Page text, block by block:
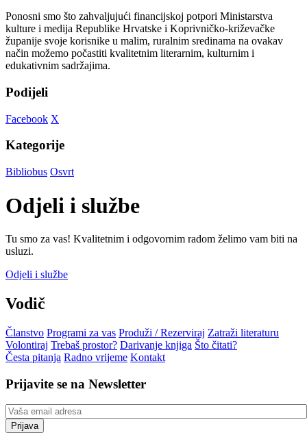
Ponosni smo što zahvaljujući financijskoj potpori Ministarstva
kulture i medija Republike Hrvatske i Koprivničko-križevačke
županije svoje korisnike u malim, ruralnim sredinama na ovakav
način možemo počastiti kvalitetnim literarnim, kulturnim i
edukativnim sadržajima.
Podijeli
Facebook X
Kategorije
Bibliobus Osvrt
Odjeli i službe
Tu smo za vas! Kvalitetnim i odgovornim radom želimo vam biti na
usluzi.
Odjeli i službe
Vodič
Članstvo Programi za vas Produži / Rezerviraj Zatraži literaturu
Volontiraj Trebaš prostor? Darivanje knjiga Što čitati?
Česta pitanja Radno vrijeme Kontakt
Prijavite se na Newsletter